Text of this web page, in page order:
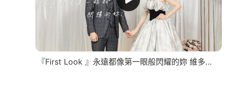
『First Look 』永遠都像第一眼般閃耀的妳 維多麗亞酒店 婚攝迪倫 ｜婚禮 結婚 儀式 迎娶 文定 嫁娶 婚戒 婚攝 婚錄